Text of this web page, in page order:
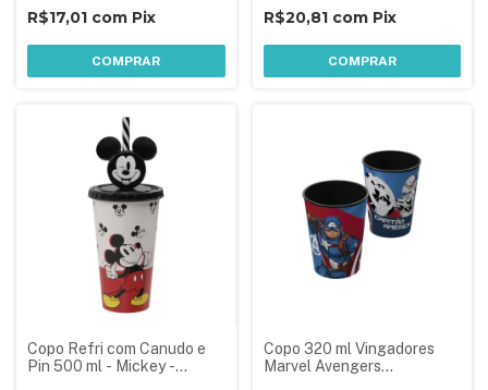
R$17,01 com Pix
COMPRAR
R$20,81 com Pix
COMPRAR
Copo Refri com Canudo e
Pin 500 ml - Mickey -
Copo 320 ml Vingadores
Marvel Avengers